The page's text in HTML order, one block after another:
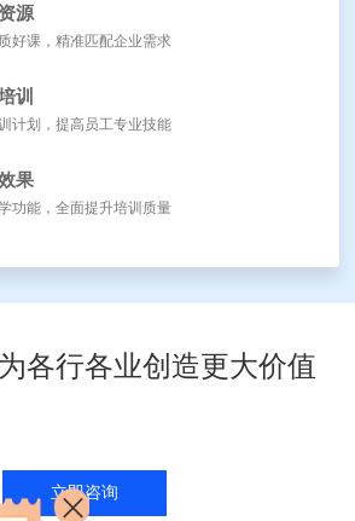
源
好课，精准匹配企业需求
训
计划，提高员工专业技能
果
功能，全面提升培训质量
各行各业创造更大价值
立即咨询